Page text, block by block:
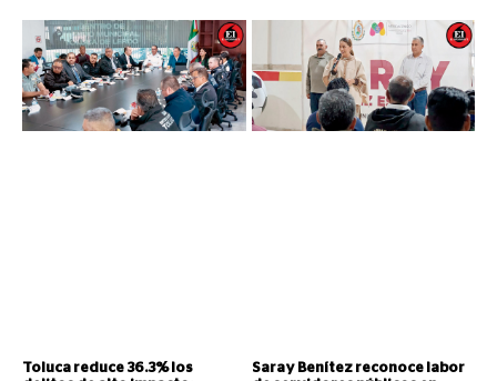
Toluca reduce 36.3% los
Saray Benítez reconoce labor